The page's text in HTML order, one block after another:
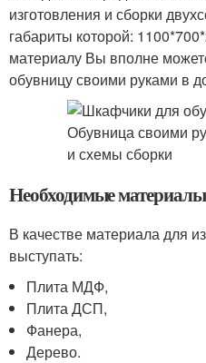
изготовления и сборки
габариты которой:
материалу Вы вполне
обувницу своими руками в
Необходимые материалы
В качестве материала для
выступать:
Плита МДФ,
Плита ДСП,
Фанера,
Дерево.